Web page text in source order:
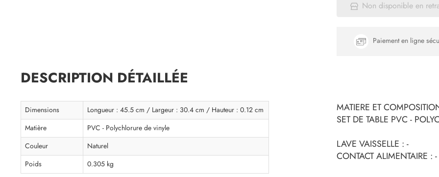
Non disponible en
Paiement en ligne
DESCRIPTION DÉTAILLÉE
Dimensions
Longueur : 45.5 cm / Largeur : 30.4 cm / Hauteur : 0.12 cm
Matière
PVC - Polychlorure de vinyle
Couleur
Naturel
Poids
0.305 kg
MATIERE ET
SET DE TABLE PVC -
LAVE VAISSELLE : -
CONTACT ALIMENTAIRE : -